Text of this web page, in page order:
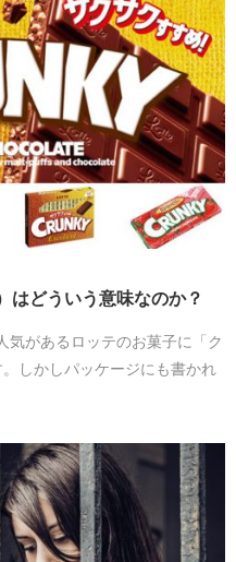
はどういう意味なのか？
気があるロッテのお菓子に「ク
しかしパッケージにも書かれ